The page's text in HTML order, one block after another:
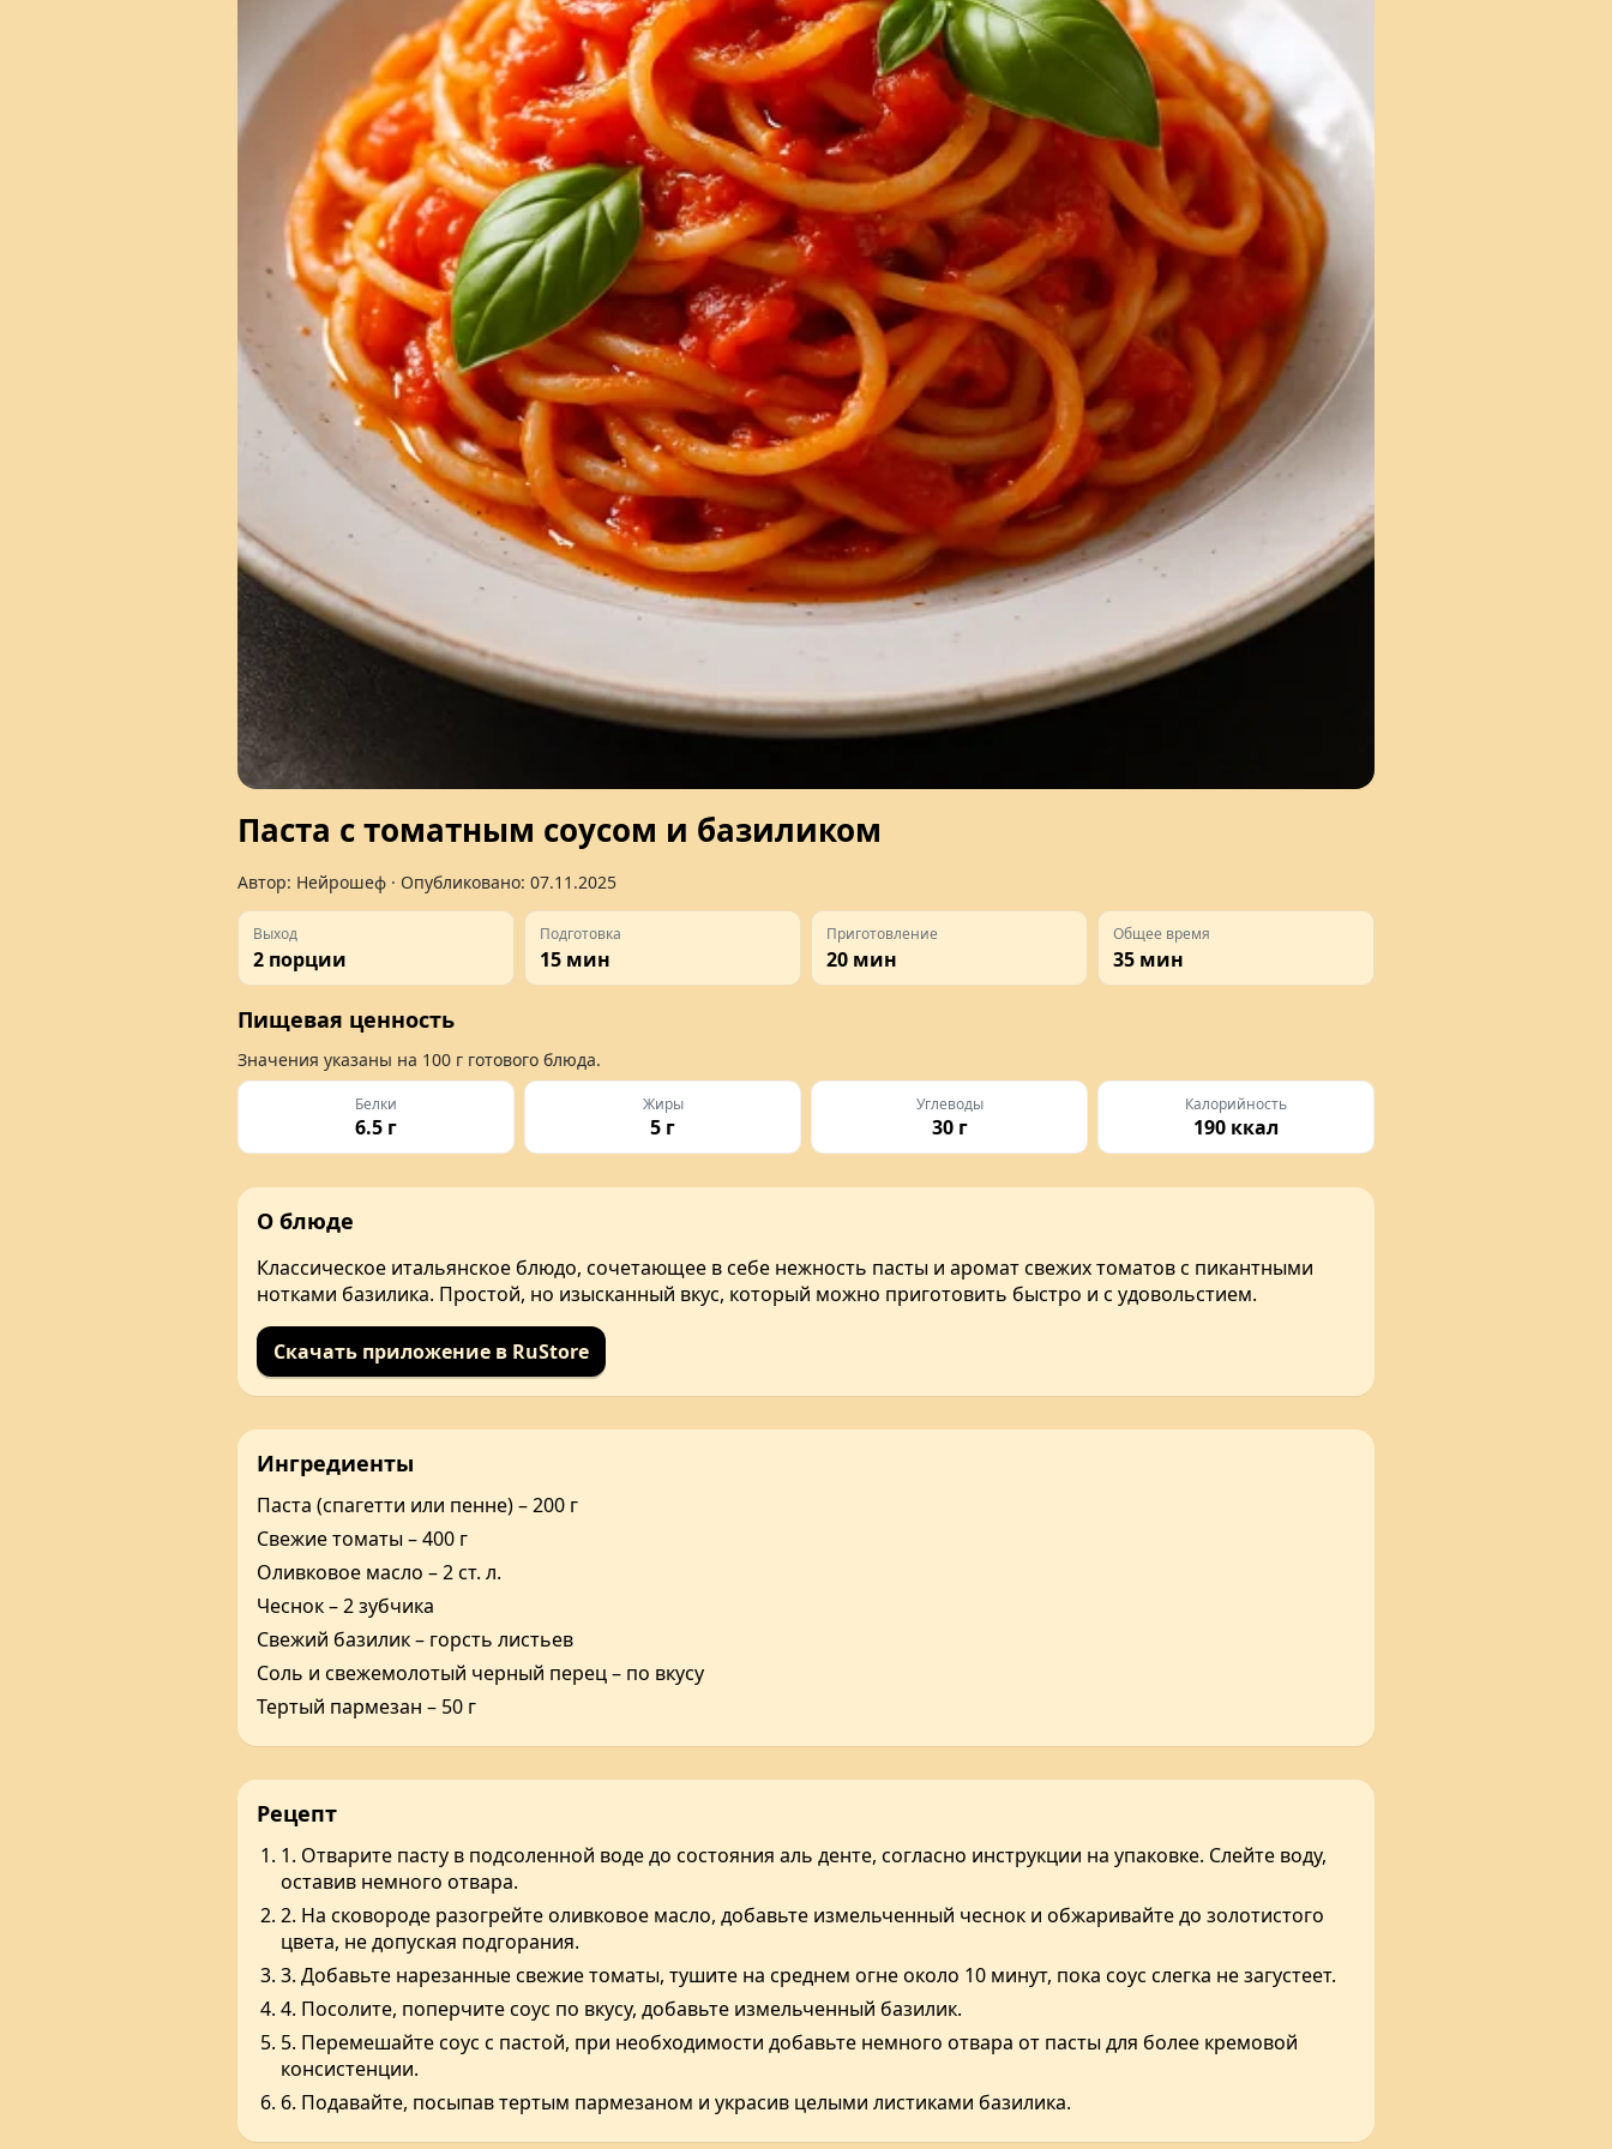
Паста с томатным соусом и базиликом
Автор: Нейрошеф · Опубликовано: 07.11.2025
Выход
2 порции
Подготовка
15 мин
Приготовление
20 мин
Общее время
35 мин
Пищевая ценность
Значения указаны на 100 г готового блюда.
Белки
6.5 г
Жиры
5 г
Углеводы
30 г
Калорийность
190 ккал
О блюде
Классическое итальянское блюдо, сочетающее в себе нежность пасты и аромат свежих томатов с пикантными
нотками базилика. Простой, но изысканный вкус, который можно приготовить быстро и с удовольстием.
Скачать приложение в RuStore
Ингредиенты
Паста (спагетти или пенне) – 200 г
Свежие томаты – 400 г
Оливковое масло – 2 ст. л.
Чеснок – 2 зубчика
Свежий базилик – горсть листьев
Соль и свежемолотый черный перец – по вкусу
Тертый пармезан – 50 г
Рецепт
1. Отварите пасту в подсоленной воде до состояния аль денте, согласно инструкции на упаковке. Слейте воду,
оставив немного отвара.
2. На сковороде разогрейте оливковое масло, добавьте измельченный чеснок и обжаривайте до золотистого
цвета, не допуская подгорания.
3. Добавьте нарезанные свежие томаты, тушите на среднем огне около 10 минут, пока соус слегка не загустеет.
4. Посолите, поперчите соус по вкусу, добавьте измельченный базилик.
5. Перемешайте соус с пастой, при необходимости добавьте немного отвара от пасты для более кремовой
консистенции.
6. Подавайте, посыпав тертым пармезаном и украсив целыми листиками базилика.